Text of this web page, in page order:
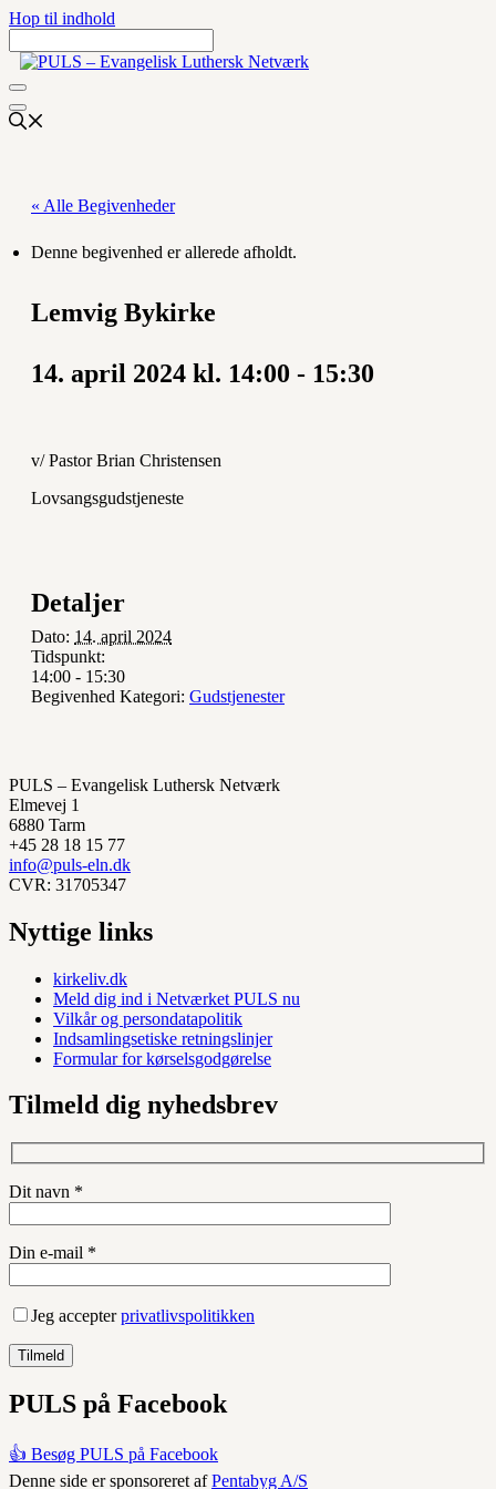
Hop til indhold
« Alle Begivenheder
Denne begivenhed er allerede afholdt.
Lemvig Bykirke
14. april 2024 kl. 14:00 - 15:30
v/ Pastor Brian Christensen
Lovsangsgudstjeneste
Detaljer
Dato: 14. april 2024
Tidspunkt:
14:00 - 15:30
Begivenhed Kategori: Gudstjenester
PULS – Evangelisk Luthersk Netværk
Elmevej 1
6880 Tarm
+45 28 18 15 77
info@puls-eln.dk
CVR: 31705347
Nyttige links
kirkeliv.dk
Meld dig ind i Netværket PULS nu
Vilkår og persondatapolitik
Indsamlingsetiske retningslinjer
Formular for kørselsgodgørelse
Tilmeld dig nyhedsbrev
Dit navn *
Din e-mail *
Jeg accepterprivatlivspolitikken
PULS på Facebook
👍 Besøg PULS på Facebook
Denne side er sponsoreret afPentabyg A/S